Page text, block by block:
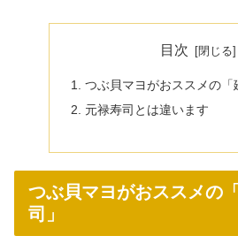
目次
つぶ貝マヨがおススメの「
元禄寿司とは違います
つぶ貝マヨがおススメの
司」